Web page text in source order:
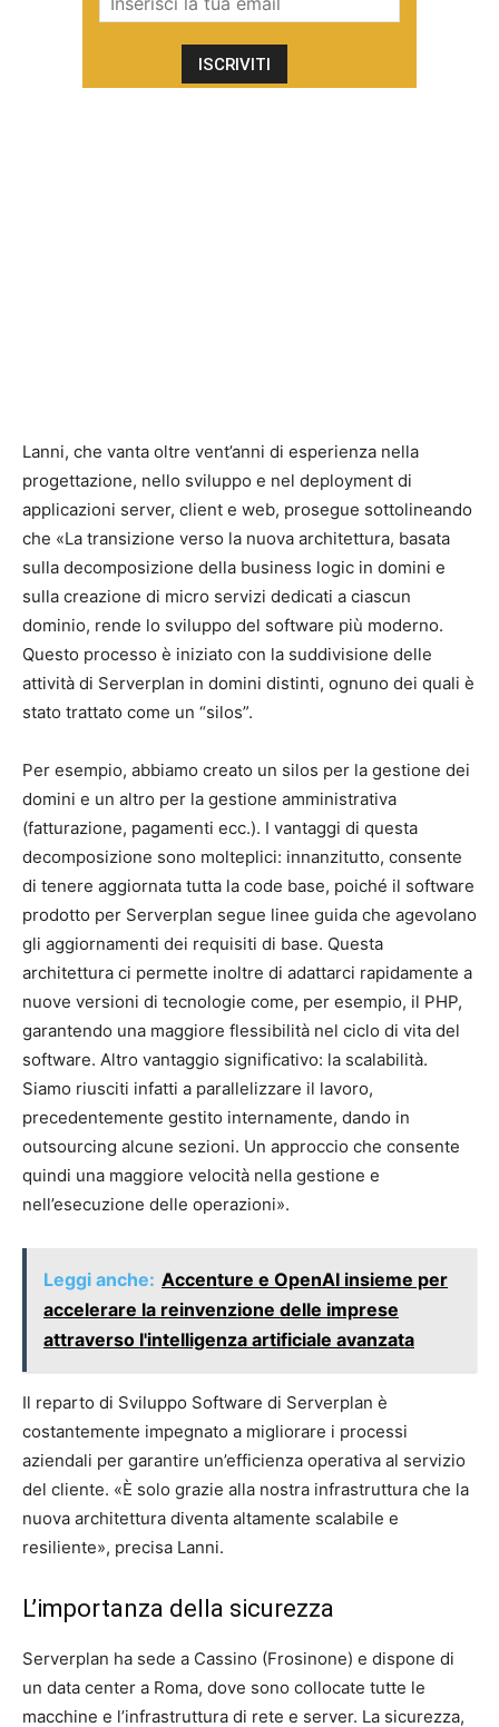
Lanni, che vanta oltre vent’anni di esperienza nella
progettazione, nello sviluppo e nel deployment di
applicazioni server, client e web, prosegue sottolineando
che «La transizione verso la nuova architettura, basata
sulla decomposizione della business logic in domini e
sulla creazione di micro servizi dedicati a ciascun
dominio, rende lo sviluppo del software più moderno.
Questo processo è iniziato con la suddivisione delle
attività di Serverplan in domini distinti, ognuno dei quali è
stato trattato come un “silos”.
Per esempio, abbiamo creato un silos per la gestione dei
domini e un altro per la gestione amministrativa
(fatturazione, pagamenti ecc.). I vantaggi di questa
decomposizione sono molteplici: innanzitutto, consente
di tenere aggiornata tutta la code base, poiché il software
prodotto per Serverplan segue linee guida che agevolano
gli aggiornamenti dei requisiti di base. Questa
architettura ci permette inoltre di adattarci rapidamente a
nuove versioni di tecnologie come, per esempio, il PHP,
garantendo una maggiore flessibilità nel ciclo di vita del
software. Altro vantaggio significativo: la scalabilità.
Siamo riusciti infatti a parallelizzare il lavoro,
precedentemente gestito internamente, dando in
outsourcing alcune sezioni. Un approccio che consente
quindi una maggiore velocità nella gestione e
nell’esecuzione delle operazioni».
Leggi anche: Accenture e OpenAI insieme per
accelerare la reinvenzione delle imprese
attraverso l'intelligenza artificiale avanzata
Il reparto di Sviluppo Software di Serverplan è
costantemente impegnato a migliorare i processi
aziendali per garantire un’efficienza operativa al servizio
del cliente. «È solo grazie alla nostra infrastruttura che la
nuova architettura diventa altamente scalabile e
resiliente», precisa Lanni.
L’importanza della sicurezza
Serverplan ha sede a Cassino (Frosinone) e dispone di
un data center a Roma, dove sono collocate tutte le
macchine e l’infrastruttura di rete e server. La sicurezza,